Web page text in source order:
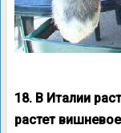
18. В Италии
растет